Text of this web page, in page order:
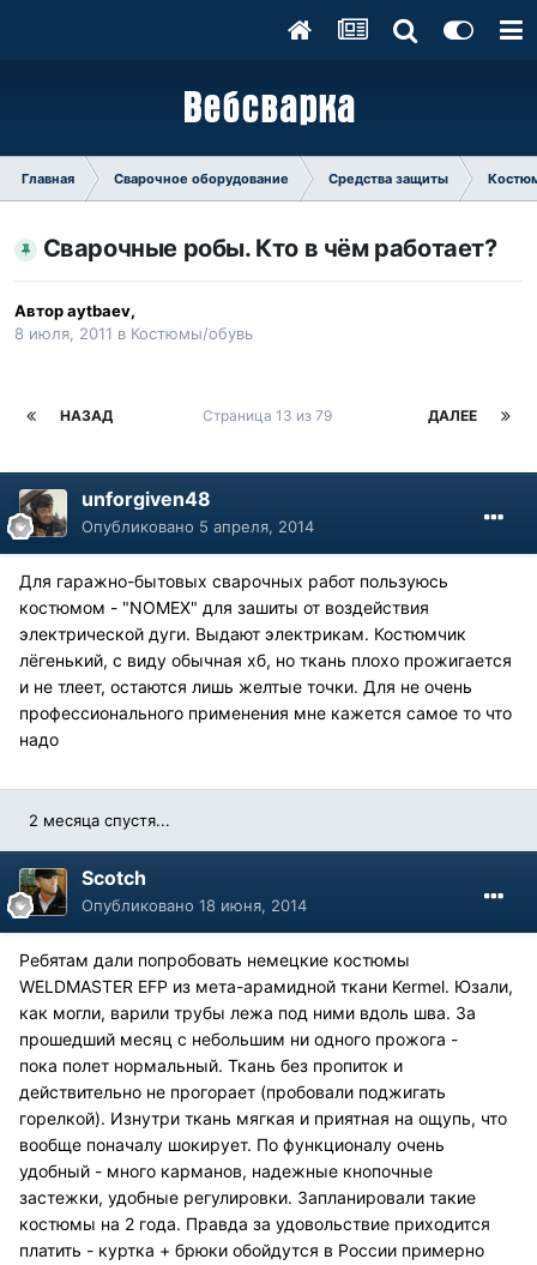
Главная Сварочное оборудование Средства защиты
Сварочные робы. Кто в чём работает?
Авторaytbaev,
8 июля, 2011 в Костюмы/обувь
НАЗАД ДАЛЕЕ
Страница 13 из 79
unforgiven48
Опубликовано 5 апреля, 2014
Для гаражно-бытовых сварочных работ пользуюсь
костюмом - "NOMEX" для зашиты от воздействия
электрической дуги. Выдают электрикам. Костюмчик
лёгенький, с виду обычная хб, но ткань плохо прожигается
и не тлеет, остаются лишь желтые точки. Для не очень
профессионального применения мне кажется самое то что
надо
2 месяца спустя...
Scotch
Опубликовано 18 июня, 2014
Ребятам дали попробовать немецкие костюмы
WELDMASTER EFP из мета-арамидной ткани Kermel. Юзали,
как могли, варили трубы лежа под ними вдоль шва. За
прошедший месяц с небольшим ни одного прожога -
пока полет нормальный. Ткань без пропиток и
действительно не прогорает (пробовали поджигать
горелкой). Изнутри ткань мягкая и приятная на ощупь, что
вообще поначалу шокирует. По функционалу очень
удобный - много карманов, надежные кнопочные
застежки, удобные регулировки. Запланировали такие
костюмы на 2 года. Правда за удовольствие приходится
платить - куртка + брюки обойдутся в России примерно